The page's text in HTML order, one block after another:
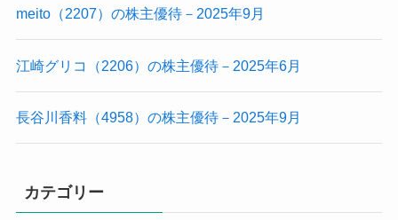
meito（2207）の株主優待－2025年9月
江崎グリコ（2206）の株主優待－2025年6月
長谷川香料（4958）の株主優待－2025年9月
カテゴリー